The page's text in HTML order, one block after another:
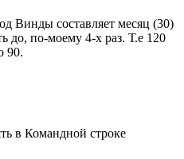
Винды составляет месяц (30)
до, по-моему 4-х раз. Т.е 120
90.
в Командной строке